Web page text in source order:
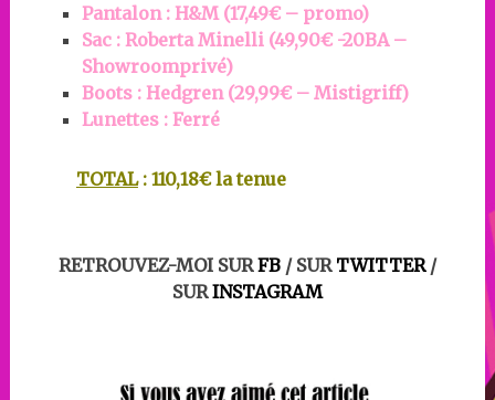
Pantalon : H&M (17,49€ – promo)
Sac : Roberta Minelli (49,90€ -20BA –
Showroomprivé)
Boots : Hedgren (29,99€ – Mistigriff)
Lunettes : Ferré
TOTAL: 110,18€ la tenue
RETROUVEZ-MOI SUR FB / SUR TWITTER/
SURINSTAGRAM